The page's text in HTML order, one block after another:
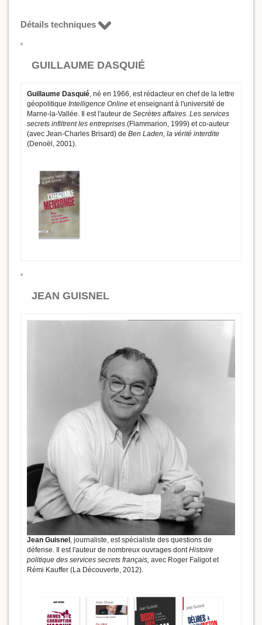
Détails techniques
GUILLAUME DASQUIÉ
Guillaume Dasquié, né en 1966, est rédacteur en chef de la lettre
géopolitique Intelligence Online et enseignant à l'université de
Marne-la-Vallée. Il est l'auteur de Secrètes affaires. Les services
secrets infiltrent les entreprises (Flammarion, 1999) et co-auteur
(avec Jean-Charles Brisard) de Ben Laden, la vérité interdite
(Denoël, 2001).
JEAN GUISNEL
Jean Guisnel, journaliste, est spécialiste des questions de
défense. Il est l'auteur de nombreux ouvrages dontHistoire
politique des services secrets français, avec Roger Faligot et
Rémi Kauffer (La Découverte, 2012).